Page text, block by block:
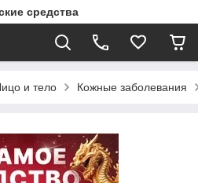
средства
и тело Кожные заболевания